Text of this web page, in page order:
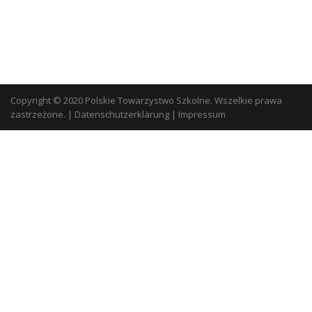
Copyright © 2020 Polskie Towarzystwo Szkolne. Wszelkie prawa
zastrzeżone. | Datenschutzerklärung | Impressum